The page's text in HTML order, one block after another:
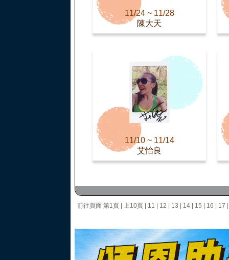
11/24 ~ 11/28
陳大天
11/10 ~ 11/14
艾怡良
前往頁面 第1頁 上10頁 11 12 13 14 15 16 17